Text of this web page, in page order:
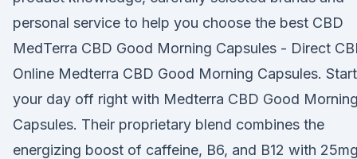
personal service to help you choose the best CBD
MedTerra CBD Good Morning Capsules - Direct
Online Medterra CBD Good Morning Capsules. Start
your day off right with Medterra CBD Good Morning
Capsules. Their proprietary blend combines the
energizing boost of caffeine, B6, and B12 with 25mg